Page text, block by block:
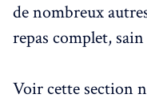
de nombreux
repas complet,
Voir cette section